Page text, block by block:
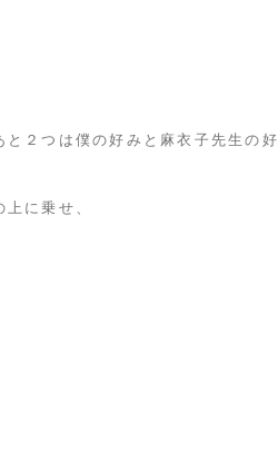
２つは僕の好みと麻衣子先生の好
に乗せ、